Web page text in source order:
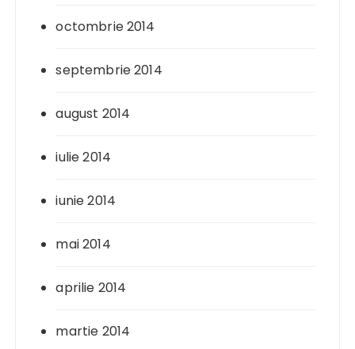
octombrie 2014
septembrie 2014
august 2014
iulie 2014
iunie 2014
mai 2014
aprilie 2014
martie 2014